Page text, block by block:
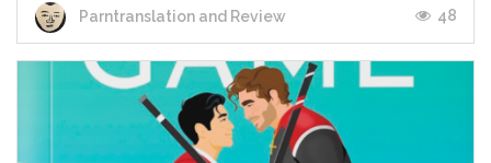
Parntranslation and Review 48